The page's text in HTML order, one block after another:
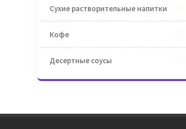
Сухие растворительные напитки
Кофе
Десертные соусы